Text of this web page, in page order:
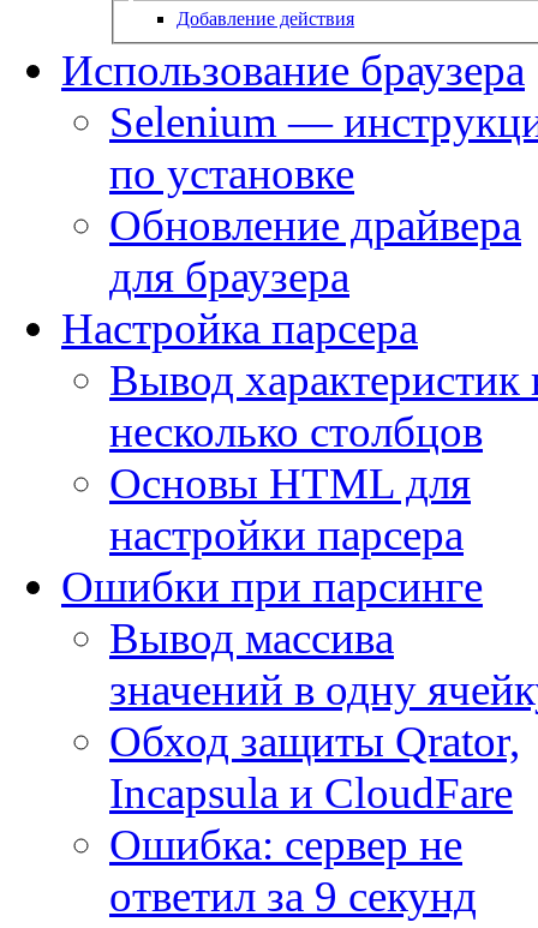
Добавление действия
Использование браузера
Selenium —
по установке
Обновление драйвера
для браузера
Настройка парсера
Вывод характеристик
несколько столбцов
Основы HTML для
настройки парсера
Ошибки при парсинге
Вывод массива
значений в одну
Обход защиты Qrator,
Incapsula и CloudFare
Ошибка: сервер не
ответил за 9 секунд